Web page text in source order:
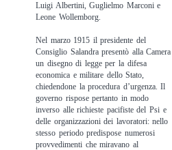
Luigi Albertini, Guglielmo Marconi e
Leone Wollemborg.
Nel marzo 1915 il presidente del
Consiglio Salandra presentò alla Camera
un disegno di legge per la difesa
economica e militare dello Stato,
chiedendone la procedura d’urgenza. Il
governo rispose pertanto in modo
inverso alle richieste pacifiste del Psi e
delle organizzazioni dei lavoratori: nello
stesso periodo predispose numerosi
provvedimenti che miravano al